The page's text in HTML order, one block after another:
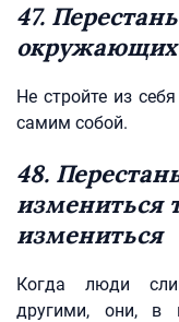
47.
окружающих
Не стройте из
самим собой.
48.
измениться
измениться
Когда люди
другими, они, в